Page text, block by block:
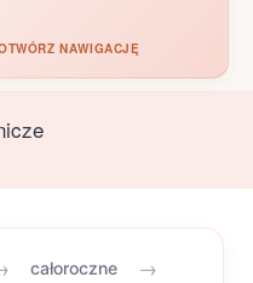
NAWIGACJĘ
całoroczne →